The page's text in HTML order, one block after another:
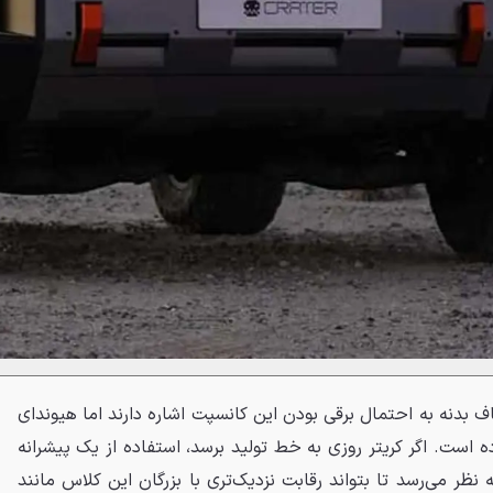
به احتمال برقی بودن این کانسپت اشاره دارند اما هیوندای
است. اگر کریتر روزی به خط تولید برسد، استفاده از یک پیشرانه
می‌رسد تا بتواند رقابت نزدیک‌تری با بزرگان این کلاس مانند